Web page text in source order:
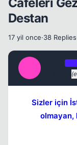
Destan
17 yil once·38 Replies
Sizler için
olmayan,